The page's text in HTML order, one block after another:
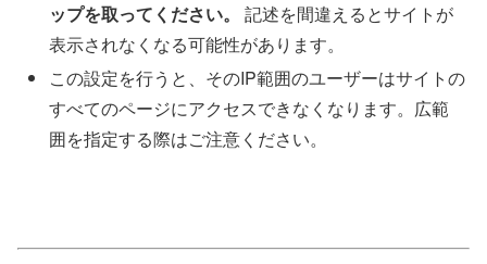
ップを取ってください。
記述を間違えるとサイトが
表示されなくなる可能性があります。
この設定を行うと、そのIP範囲のユーザーはサイトの
すべてのページにアクセスできなくなります。広範
囲を指定する際はご注意ください。